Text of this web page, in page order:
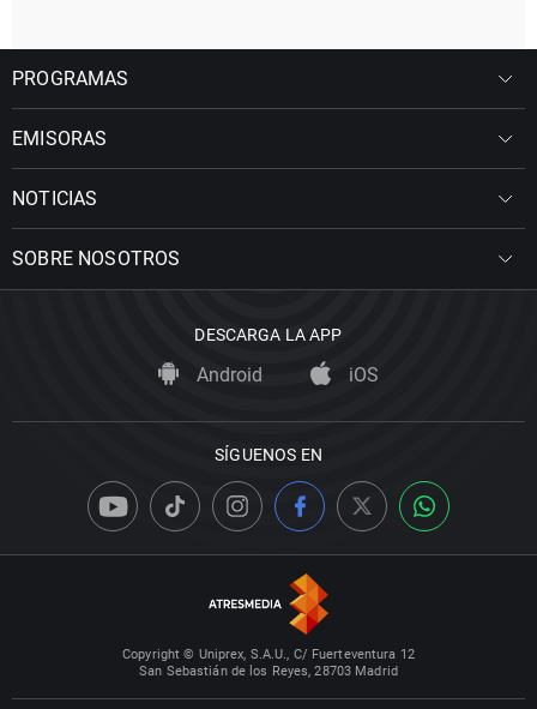
PROGRAMAS
EMISORAS
NOTICIAS
SOBRE NOSOTROS
DESCARGA LA APP
Android iOS
SÍGUENOS EN
Copyright © Uniprex, S.A.U., C/ Fuerteventura 12
San Sebastián de los Reyes, 28703 Madrid